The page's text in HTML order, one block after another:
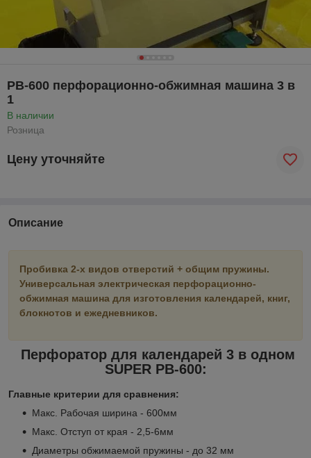
PB-600 перфорационно-обжимная машина 3 в
1
В наличии
Розница
Цену уточняйте
Описание
Пробивка 2-х видов отверстий + общим пружины.
Универсальная электрическая перфорационно-
обжимная машина для изготовления календарей, книг,
блокнотов и ежедневников.
Перфоратор для календарей 3 в одном
SUPER PB-600:
Главные критерии для сравнения:
Макс. Рабочая ширина - 600мм
Maкс. Отступ от края - 2,5-6мм
Диаметры обжимаемой пружины - до 32 мм